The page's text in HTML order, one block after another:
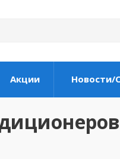
Акции Новости/